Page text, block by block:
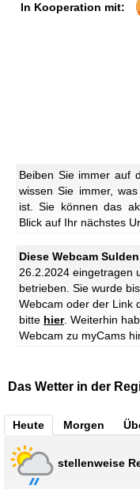
In Kooperation mit:
Beiben Sie immer auf
wissen Sie immer,
ist. Sie können das
Blick auf Ihr nächstes
Diese Webcam Sulden
26.2.2024 eingetragen
betrieben. Sie wurde
Webcam oder der Link
bitte hier. Weiterhin
Webcam zu myCams
Das Wetter in der
Heute Morgen
stellenweise